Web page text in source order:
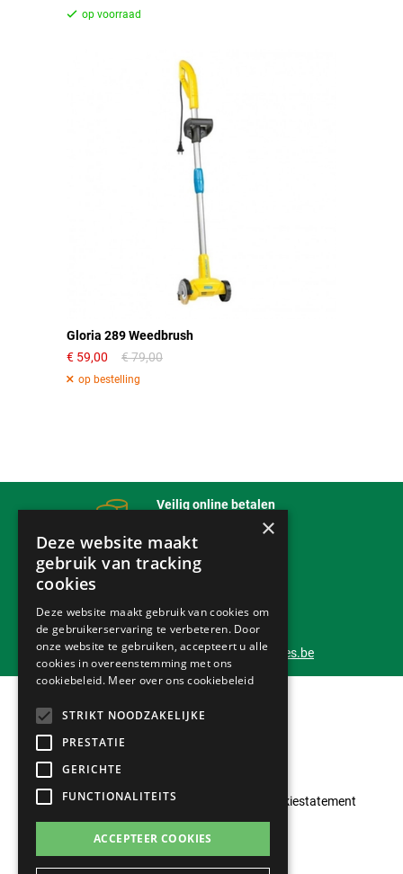
Gloria 289 Weedbrush
59,00
79,00
Veilig online betalen
mollie
Bezorging
Klantendienst 24/7
info@outlet-tuinmachines.be
Klantenservice Privacyverklaring
Cookiestatement
×
Deze website maakt
gebruik van tracking
cookies
Deze website maakt gebruik van cookies om
de gebruikerservaring te verbeteren. Door
onze website te gebruiken, accepteert u alle
cookies in overeenstemming met ons
cookiebeleid. Meer over ons cookiebeleid
STRIKT NOODZAKELIJKE
PRESTATIE
GERICHTE
FUNCTIONALITEITS
ACCEPTEER COOKIES